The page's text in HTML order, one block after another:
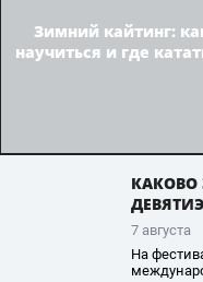
Зимний кайтинг:
научиться и где
КАКОВО
7 августа
На